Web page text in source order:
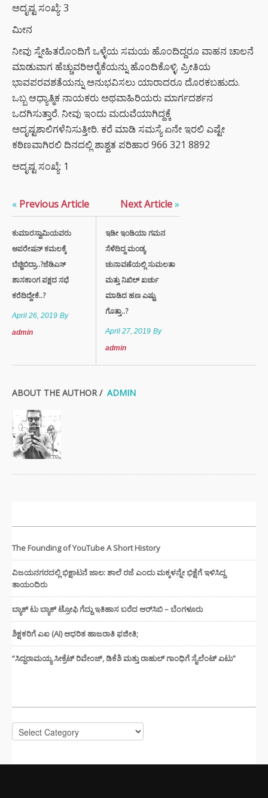
ಅದೃಷ್ಟ ಸಂಖ್ಯೆ: 3
ಮೀನ
ನೀವು ಸ್ನೇಹಿತರೊಂದಿಗೆ ಒಳ್ಳೆಯ ಸಮಯ ಹೊಂದಿದ್ದರೂ ವಾಹನ ಚಾಲನೆ
ಮಾಡುವಾಗ ಹೆಚ್ಚುವರಿಆರೈಕೆಯನ್ನು ಹೊಂದಿಕೊಳ್ಳಿ. ಪ್ರೀತಿಯ
ಭಾವಪರವಶತೆಯನ್ನು ಅನುಭವಿಸಲು ಯಾರಾದರೂ ದೊರಕಬಹುದು.
ಒಬ್ಬ ಆಧ್ಯಾತ್ಮಿಕ ನಾಯಕರು ಅಥವಾಹಿರಿಯರು ಮಾರ್ಗದರ್ಶನ
ಒದಗಿಸುತ್ತಾರೆ. ನೀವು ಇಂದು ಮದುವೆಯಾಗಿದ್ದಕ್ಕೆ
ಅದೃಷ್ಟಶಾಲಿಗಳೆನಿಸುತ್ತೀರಿ. ಕರೆ ಮಾಡಿ ಸಮಸ್ಯೆ ಏನೇ ಇರಲಿ ಎಷ್ಟೇ
ಕಠಿಣವಾಗಿರಲಿ ದಿನದಲ್ಲಿ ಶಾಶ್ವತ ಪರಿಹಾರ 966 321 8892
ಅದೃಷ್ಟ ಸಂಖ್ಯೆ: 1
« Previous Article
ಕುಮಾರಸ್ವಾಮಿಯವರು
ಆಪರೇಷನ್ ಕಮಲಕ್ಕೆ
ಬೆಚ್ಚಿಬಿದ್ರಾ..?ಜೆಡಿಎಸ್
ಶಾಸಕಾಂಗ ಪಕ್ಷದ ಸಭೆ
ಕರೆದಿದ್ದೇಕೆ..?
April 26, 2019 By
admin
Next Article»
ಇಡೀ ಇಂಡಿಯಾ ಗಮನ
ಸೆಳೆದಿದ್ದ ಮಂಡ್ಯ
ಚುನಾವಣೆಯಲ್ಲಿ ಸುಮಲತಾ
ಮತ್ತು ನಿಖಿಲ್ ಖರ್ಚು
ಮಾಡಿದ ಹಣ ಎಷ್ಟು
ಗೊತ್ತಾ..?
April 27, 2019 By
admin
ABOUT THE AUTHOR / ADMIN
The Founding of YouTube A Short History
ವಿಜಯನಗರದಲ್ಲಿ ಭಿಕ್ಷಾಟನೆ ಜಾಲ: ಶಾಲೆ ರಜೆ ಎಂದು ಮಕ್ಕಳನ್ನೇ ಭಿಕ್ಷೆಗೆ ಇಳಿಸಿದ್ದ
ತಾಯಂದಿರು
ಬ್ಯಾಕ್ ಟು ಬ್ಯಾಕ್ ಟ್ರೋಫಿ ಗೆದ್ದು ಇತಿಹಾಸ ಬರೆದ ಆರ್‌ಸಿಬಿ – ಬೆಂಗಳೂರು
ಶಿಕ್ಷಕರಿಗೆ ಎಐ (AI) ಆಧರಿತ ಹಾಜರಾತಿ ಫಜೀತಿ;
“ಸಿದ್ದರಾಮಯ್ಯ ಸೀಕ್ರೆಟ್ ರಿವೇಂಜ್‌, ಡಿಕೆಶಿ ಮತ್ತು ರಾಹುಲ್‌ ಗಾಂಧಿಗೆ ಸೈಲೆಂಟ್ ಏಟು”
Categories